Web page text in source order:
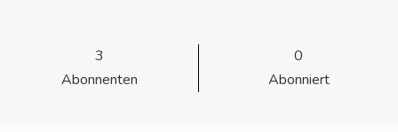
3
Abonnenten
0
Abonniert